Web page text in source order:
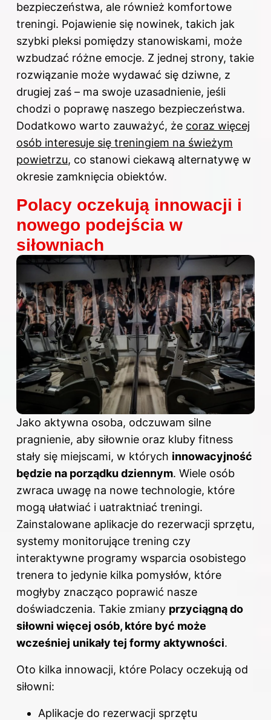
bezpieczeństwa, ale również komfortowe
treningi. Pojawienie się nowinek, takich jak
szybki pleksi pomiędzy stanowiskami, może
wzbudzać różne emocje. Z jednej strony, takie
rozwiązanie może wydawać się dziwne, z
drugiej zaś – ma swoje uzasadnienie, jeśli
chodzi o poprawę naszego bezpieczeństwa.
Dodatkowo warto zauważyć, że coraz więcej
osób interesuje się treningiem na świeżym
powietrzu, co stanowi ciekawą alternatywę w
okresie zamknięcia obiektów.
Polacy oczekują innowacji i
nowego podejścia w
siłowniach
Jako aktywna osoba, odczuwam silne
pragnienie, aby siłownie oraz kluby fitness
stały się miejscami, w których innowacyjność
będzie na porządku dziennym. Wiele osób
zwraca uwagę na nowe technologie, które
mogą ułatwiać i uatraktniać treningi.
Zainstalowane aplikacje do rezerwacji sprzętu,
systemy monitorujące trening czy
interaktywne programy wsparcia osobistego
trenera to jedynie kilka pomysłów, które
mogłyby znacząco poprawić nasze
doświadczenia. Takie zmiany przyciągną do
siłowni więcej osób, które być może
wcześniej unikały tej formy aktywności.
Oto kilka innowacji, które Polacy oczekują od
siłowni:
Aplikacje do rezerwacji sprzętu